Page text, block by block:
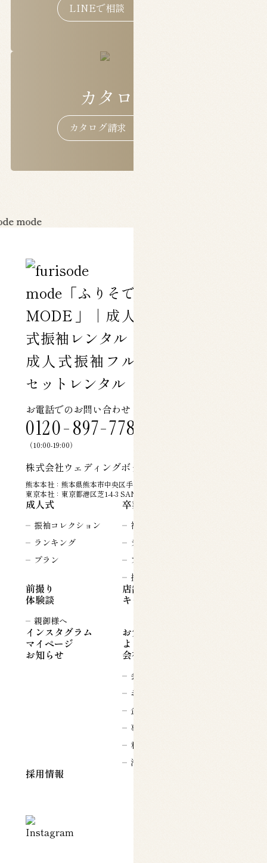
LINEで相談
LINEで相談
カタログ請求
カタログ請求
カタログ請求
お電話でのお問い合わせ
0120-897-778
（10:00-19:00）
株式会社ウェディングボックス
熊本本社：熊本県熊本市中央区手取本町4-8
東京本社：東京都港区芝1-4-3 SANKI芝金杉橋ビル7階
成人式
振袖コレクション
ランキング
プラン
卒業式
袴コレクション
ランキング
プラン
提携美容室一覧
前撮り 店舗一覧
体験談
親御様へ
キャンペーン
インスタグラム お気に入り一覧
マイページ よくある質問
お知らせ 会社案内
会社概要
お知らせ
企業理念
事業内容
私たちのこだわり
沿革
採用情報